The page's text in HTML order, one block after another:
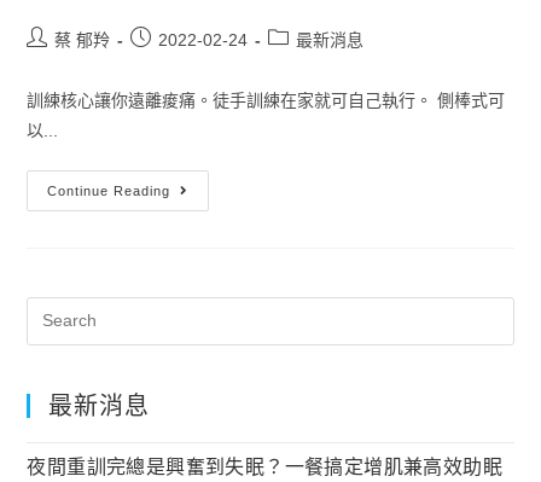
蔡 郁羚 2022-02-24 最新消息
訓練核心讓你遠離痠痛。徒手訓練在家就可自己執行。 側棒式可
以...
Continue Reading
最新消息
夜間重訓完總是興奮到失眠？一餐搞定增肌兼高效助眠